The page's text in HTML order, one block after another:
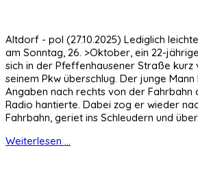
Altdorf - pol (27.10.2025) Lediglich
am Sonntag, 26. >Oktober, ein 22-
sich in der Pfeffenhausener Straße
seinem Pkw überschlug. Der junge
Angaben nach rechts von der Fahrbahn
Radio hantierte. Dabei zog er wieder
Fahrbahn, geriet ins Schleudern und
Weiterlesen ...